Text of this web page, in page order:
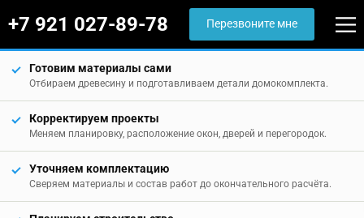
+7 921 027-89-78 Перезвоните мне
Готовим материалы сами
Отбираем древесину и подготавливаем детали домокомплекта.
Корректируем проекты
Меняем планировку, расположение окон, дверей и перегородок.
Уточняем комплектацию
Сверяем материалы и состав работ до окончательного расчёта.